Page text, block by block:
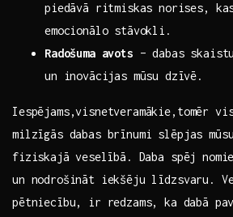
piedāvā ritmiskas norises, kas
emocionālo stāvokli.
Radošuma avots – dabas
un inovācijas mūsu dzīvē.
Iespējams,visnetveramākie,tomēr
milzīgās‌ dabas brīnumi slēpjas
fiziskajā⁤ veselībā. Daba spēj
un nodrošināt iekšēju līdzsvaru.
pētniecību, ir redzams, ⁢ka dabā